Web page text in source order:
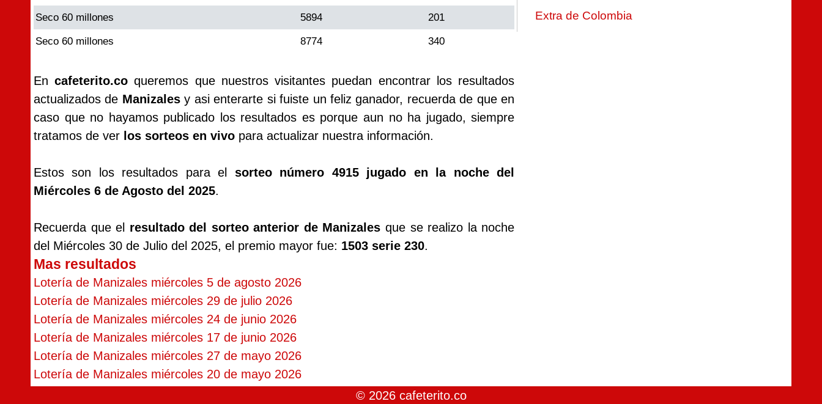
Seco 60 millones 5894 201
Seco 60 millones 8774 340
Encafeterito.co queremos que nuestros visitantes puedan encontrar los resultados
actualizados de Manizalesy asi enterarte si fuiste un feliz ganador, recuerda de que en
caso que no hayamos publicado los resultados es porque aun no ha jugado, siempre
tratamos de ver los sorteos en vivo para actualizar nuestra información.
Estos son los resultados para el sorteo número 4915 jugado en la noche del
Miércoles 6 de Agosto del 2025.
Recuerda que el resultado del sorteo anterior de Manizales que se realizo la noche
del Miércoles 30 de Julio del 2025, el premio mayor fue: 1503 serie 230.
Mas resultados
Lotería de Manizales miércoles 5 de agosto 2026
Lotería de Manizales miércoles 29 de julio 2026
Lotería de Manizales miércoles 24 de junio 2026
Lotería de Manizales miércoles 17 de junio 2026
Lotería de Manizales miércoles 27 de mayo 2026
Lotería de Manizales miércoles 20 de mayo 2026
Extra de Colombia
© 2026 cafeterito.co